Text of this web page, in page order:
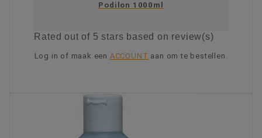
Podilon 1000ml
Ratedout of 5 stars based on review(s)
Log in of maak een ACCOUNT aan om te bestellen.